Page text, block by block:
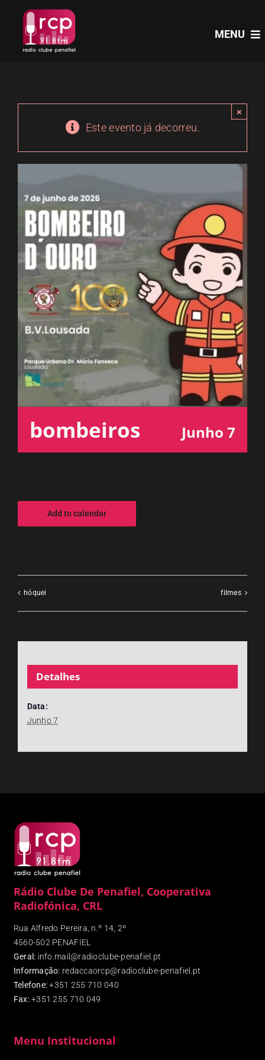
content
MENU
PROGRAMAS
PODCASTS
EVENTOS
ESPAÇO OUVINTE
A RCP
CONTACTOS
OUVIR
Este evento já decorreu.
×
bombeiros Junho 7
Add to calendar
hóquei filmes
Detalhes
Data:
Junho 7
Rádio Clube De Penafiel, Cooperativa
Radiofónica, CRL
Rua Alfredo Pereira, n.º 14, 2º
4560-502 PENAFIEL
Geral: info.mail@radioclube-penafiel.pt
Informação: redaccaorcp@radioclube-penafiel.pt
Telefone: +351 255 710 040
Fax:+351 255 710 049
Menu Institucional